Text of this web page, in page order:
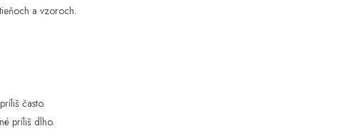
a vzoroch.
často.
príliš dlho.